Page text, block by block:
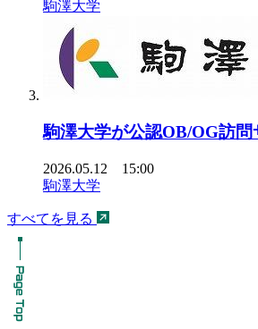
駒澤大学
駒澤大学が公認OB/OG訪
2026.05.12 15:00
駒澤大学
すべてを見る